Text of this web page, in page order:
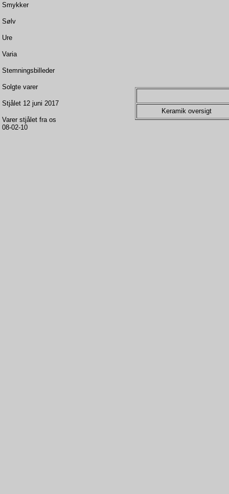
Smykker
Sølv
Ure
Varia
Stemningsbilleder
Solgte varer
Stjålet 12 juni 2017
Varer stjålet fra os
08-02-10
Keramik oversigt